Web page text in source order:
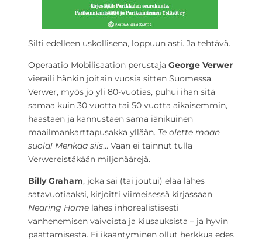
Silti edelleen uskollisena, loppuun asti. Ja tehtävä.
Operaatio Mobilisaation perustaja George Verwer
vieraili hänkin joitain vuosia sitten Suomessa.
Verwer, myös jo yli 80-vuotias, puhui ihan sitä
samaa kuin 30 vuotta tai 50 vuotta aikaisemmin,
haastaen ja kannustaen sama iänikuinen
maailmankarttapusakka yllään. Te olette maan
suola! Menkää siis… Vaan ei tainnut tulla
Verwereistäkään miljonäärejä.
Billy Graham, joka sai (tai joutui) elää lähes
satavuotiaaksi, kirjoitti viimeisessä kirjassaan
Nearing Home lähes inhorealistisesti
vanhenemisen vaivoista ja kiusauksista – ja hyvin
päättämisestä. Ei ikääntyminen ollut herkkua edes